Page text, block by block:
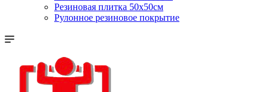
Резиновая плитка 50х50см
Рулонное резиновое покрытие